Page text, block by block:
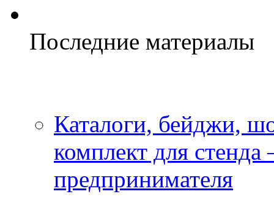
Последние материалы
Каталоги, бейджи,
комплект для
предпринимателя